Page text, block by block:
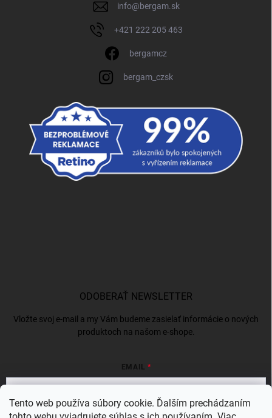
Tento web používa súbory cookie. Ďalším prechádzaním
info@bergam.sk
+421 222 205 463
bergamcz
bergam_czsk
ODOBERAŤ NEWSLETTER
Vložte svoj e-mail a my Vám budeme zasielať informácie o nových
produktoch na našom e-shope.
EMAIL